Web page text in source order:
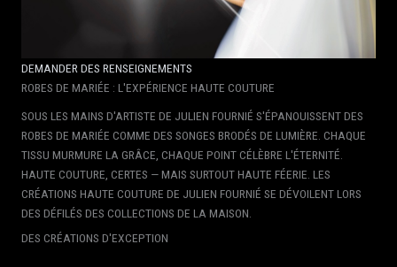
DEMANDER DES RENSEIGNEMENTS
ROBES DE MARIÉE : L'EXPÉRIENCE HAUTE COUTURE
SOUS LES MAINS D'ARTISTE DE JULIEN FOURNIÉ S'ÉPANOUISSENT DES
ROBES DE MARIÉE COMME DES SONGES BRODÉS DE LUMIÈRE. CHAQUE
TISSU MURMURE LA GRÂCE, CHAQUE POINT CÉLÈBRE L'ÉTERNITÉ.
HAUTE COUTURE, CERTES — MAIS SURTOUT HAUTE FÉERIE. LES
CRÉATIONS HAUTE COUTURE DE JULIEN FOURNIÉ SE DÉVOILENT LORS
DES DÉFILÉS DES COLLECTIONS DE LA MAISON.
DES CRÉATIONS D'EXCEPTION